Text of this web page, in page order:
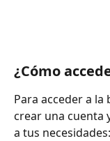
¿Cómo
Para acceder a la
crear una cuenta
a tus necesidades: